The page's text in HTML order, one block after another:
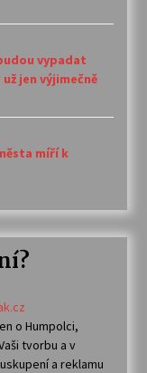
vypadat
jen výjimečně
míří k
o Humpolci,
tvorbu a v
a reklamu